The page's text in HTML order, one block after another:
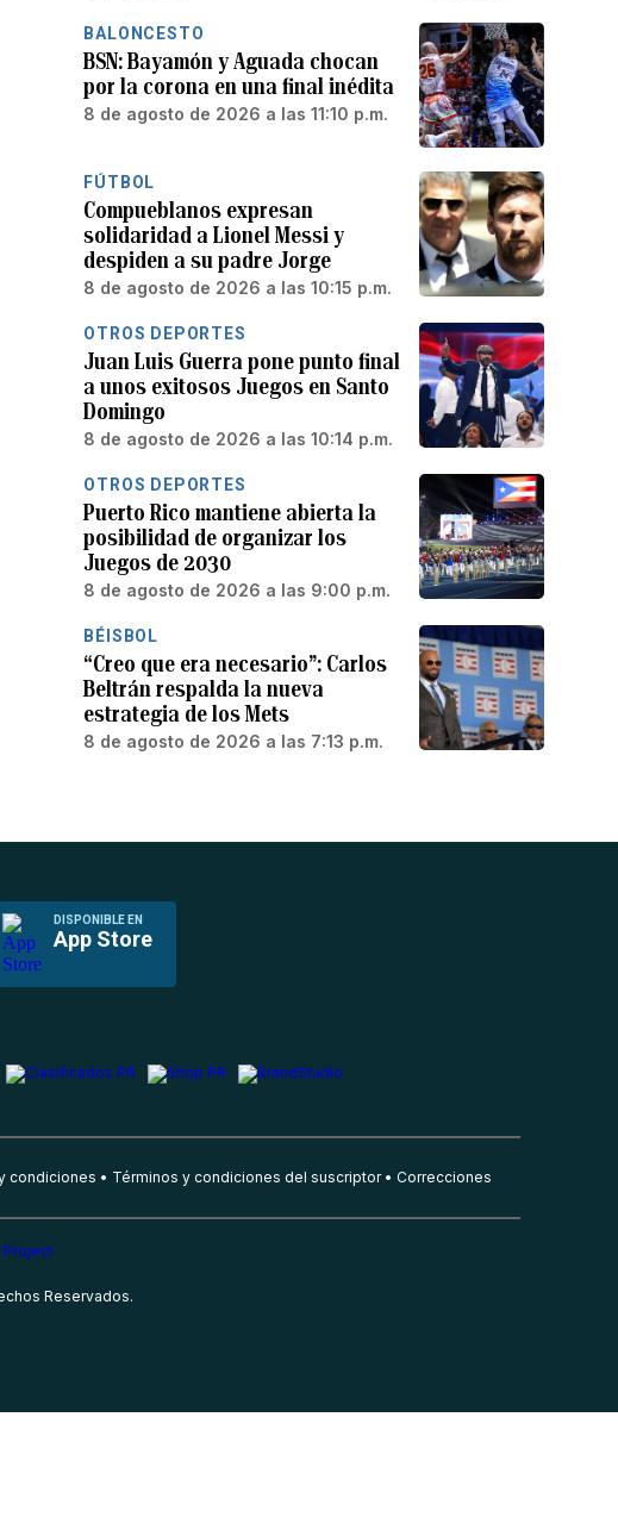
BALONCESTO
BSN: Bayamón y Aguada chocan
por la corona en una final inédita
8 de agosto de 2026 a las 11:10 p.m.
FÚTBOL
Compueblanos expresan
solidaridad a Lionel Messi y
despiden a su padre Jorge
8 de agosto de 2026 a las 10:15 p.m.
OTROS DEPORTES
Juan Luis Guerra pone punto final
a unos exitosos Juegos en Santo
Domingo
8 de agosto de 2026 a las 10:14 p.m.
OTROS DEPORTES
Puerto Rico mantiene abierta la
posibilidad de organizar los
Juegos de 2030
8 de agosto de 2026 a las 9:00 p.m.
BÉISBOL
“Creo que era necesario”: Carlos
Beltrán respalda la nueva
estrategia de los Mets
8 de agosto de 2026 a las 7:13 p.m.
DISPONIBLE EN
App Store
condiciones Términos y condiciones del suscriptor Correcciones
Reservados.